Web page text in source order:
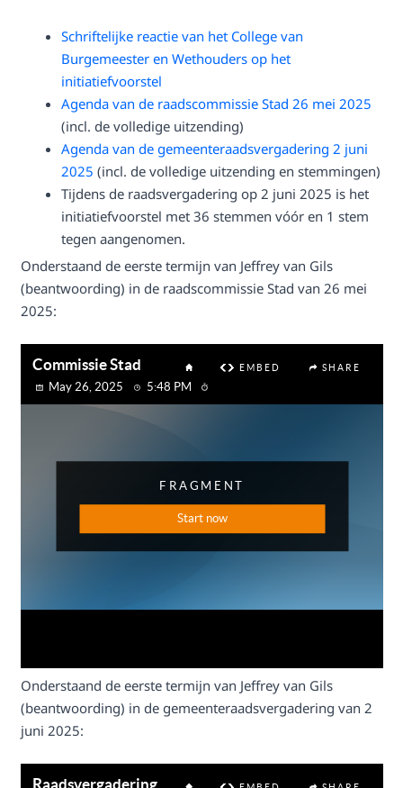
Schriftelijke reactie van het College van
Burgemeester en Wethouders op het
initiatiefvoorstel
Agenda van de raadscommissie Stad 26 mei 2025
(incl. de volledige uitzending)
Agenda van de gemeenteraadsvergadering 2 juni
2025 (incl. de volledige uitzending en stemmingen)
Tijdens de raadsvergadering op 2 juni 2025 is het
initiatiefvoorstel met 36 stemmen vóór en 1 stem
tegen aangenomen.
Onderstaand de eerste termijn van Jeffrey van Gils
(beantwoording) in de raadscommissie Stad van 26 mei
2025:
Onderstaand de eerste termijn van Jeffrey van Gils
(beantwoording) in de gemeenteraadsvergadering van 2
juni 2025: